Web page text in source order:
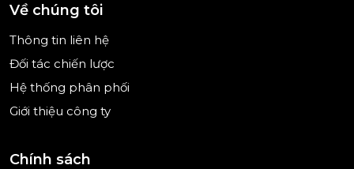
Về chúng tôi
Thông tin liên hệ
Đối tác chiến lược
Hệ thống phân phối
Giới thiệu công ty
Chính sách